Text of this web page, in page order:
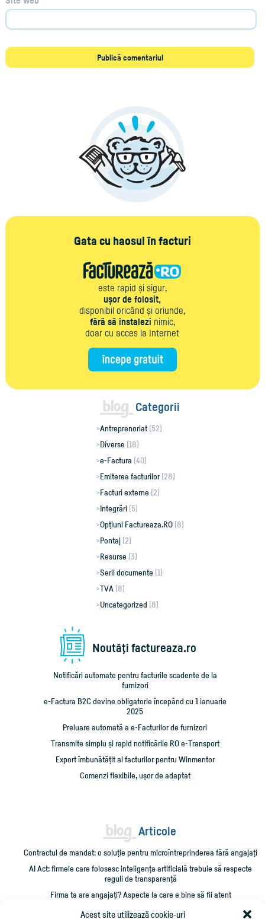
Acest site utilizează cookie-uri
Gata cu haosul în facturi
este rapid și sigur,
ușor de folosit,
disponibil oricând și oriunde,
fără să instalezi nimic,
doar cu acces la Internet
Categorii
Antreprenoriat (52)
Diverse (18)
e-Factura (40)
Emiterea facturilor(28)
Facturi externe (2)
Integrări (5)
Opțiuni Factureaza.RO (8)
Pontaj (2)
Resurse (3)
Serii documente (1)
TVA (8)
Uncategorized (8)
Noutăţi factureaza.ro
Notificări automate pentru facturile scadente de la
furnizori
e-Factura B2C devine obligatorie începând cu 1 ianuarie
2025
Preluare automată a e-Facturilor de furnizori
Transmite simplu și rapid notificările RO e-Transport
Export îmbunătățit al facturilor pentru Winmentor
Comenzi flexibile, ușor de adaptat
Articole
Contractul de mandat: o soluție pentru microîntreprinderea fără angajați
AI Act: firmele care folosesc inteligența artificială trebuie să respecte
reguli de transparență
Firma ta are angajați? Aspecte la care e bine să fii atent
Administrarea unei firme mici: 10 verificări care îți pot salva timp și bani